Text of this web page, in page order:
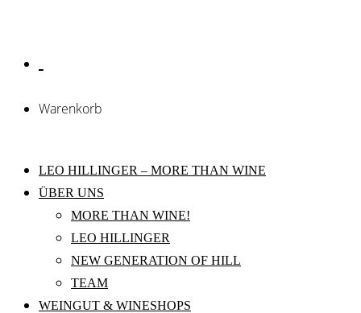
Warenkorb
LEO HILLINGER – MORE THAN WINE
ÜBER UNS
MORE THAN WINE!
LEO HILLINGER
NEW GENERATION OF HILL
TEAM
WEINGUT & WINESHOPS